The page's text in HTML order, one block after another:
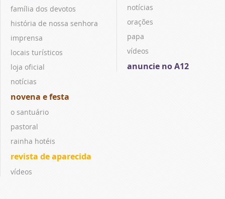
família dos devotos
história de nossa senhora
imprensa
locais turísticos
loja oficial
notícias
novena e festa
o santuário
pastoral
rainha hotéis
revista de aparecida
vídeos
notícias
orações
papa
vídeos
anuncie no A12